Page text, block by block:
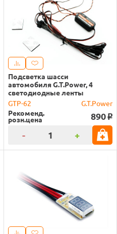
Подсветка шасси
автомобиля G.T.Power, 4
светодиодные ленты
GTP-62
G.T.Power
Рекоменд.
розн.цена 890 o
- +